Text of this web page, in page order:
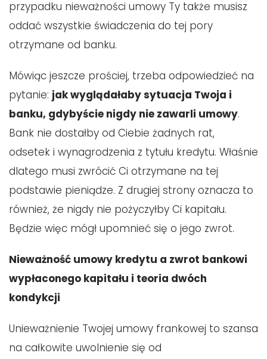
przypadku nieważności umowy Ty także musisz
oddać wszystkie świadczenia do tej pory
otrzymane od banku.
Mówiąc jeszcze prościej, trzeba odpowiedzieć na
pytanie: jak wyglądałaby sytuacja Twoja i
banku, gdybyście nigdy nie zawarli umowy.
Bank nie dostałby od Ciebie żadnych rat,
odsetek i wynagrodzenia z tytułu kredytu. Właśnie
dlatego musi zwrócić Ci otrzymane na tej
podstawie pieniądze. Z drugiej strony oznacza to
również, że nigdy nie pożyczyłby Ci kapitału.
Będzie więc mógł upomnieć się o jego zwrot.
Nieważność umowy kredytu a zwrot bankowi
wypłaconego kapitału i teoria dwóch
kondykcji
Unieważnienie Twojej umowy frankowej to szansa
na całkowite uwolnienie się od